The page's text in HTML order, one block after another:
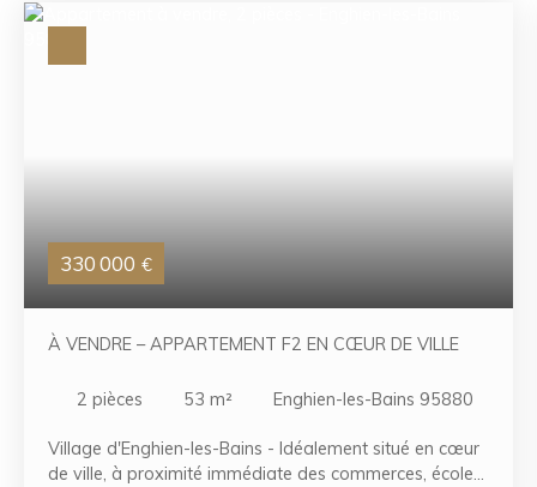
330 000 €
À VENDRE – APPARTEMENT F2 EN CŒUR DE VILLE
2 pièces 53 m² Enghien-les-Bains 95880
Village d'Enghien-les-Bains - Idéalement situé en cœur
de ville, à proximité immédiate des commerces, écoles